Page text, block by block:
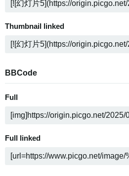
Thumbnail linked
BBCode
Full
Full linked